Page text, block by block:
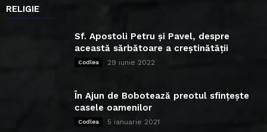
RELIGIE
Sf. Apostoli Petru și Pavel, despre
această sărbătoare a creștinătății
Codlea 29 iunie 2022
În Ajun de Bobotează preotul sfințește
casele oamenilor
Codlea 5 ianuarie 2021